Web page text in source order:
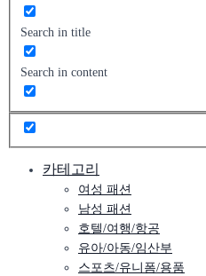
Search in title
Search in content
카테고리
여성 패션
남성 패션
호텔/여행/항공
유아/아동/임산부
스포츠/유니폼/용품